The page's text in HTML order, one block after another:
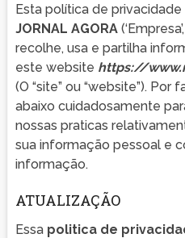
Esta política de
JORNAL AGORA
recolhe, usa e partilha
este website https://
(O “site” ou “website”).
abaixo cuidadosamente
nossas praticas
sua informação pessoal e
informação.
ATUALIZAÇÃO
Essa politica de